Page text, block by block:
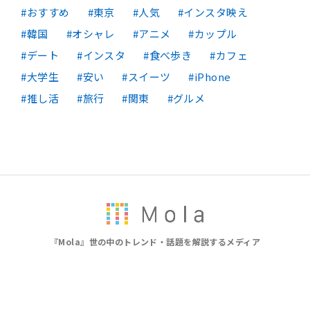
おすすめ 東京 人気
インスタ映え
韓国
オシャレ アニメ
カップル
デート
インスタ 食べ歩き
カフェ
大学生
安い スイーツ
iPhone
推し活
旅行 関東 グルメ
『Mola』世の中のトレンド・話題を解説するメディア